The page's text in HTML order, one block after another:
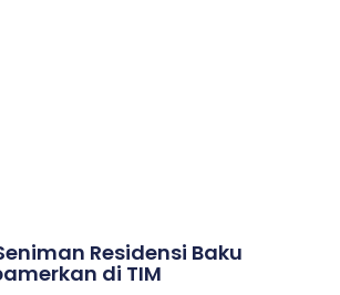
Residensi Baku
di TIM